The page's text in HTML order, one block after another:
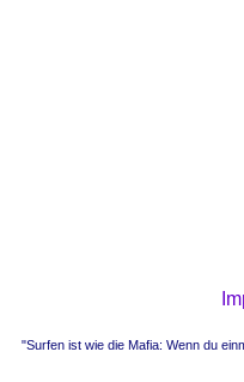
"Surfen ist wie die Mafia: Wenn du